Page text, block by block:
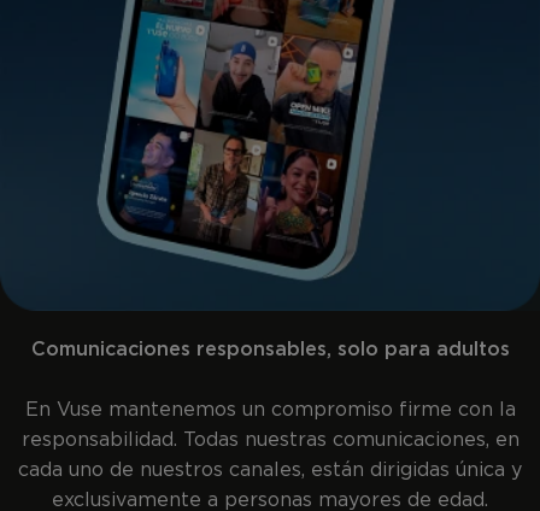
Comunicaciones responsables, solo para adultos
En Vuse mantenemos un compromiso firme con la
responsabilidad. Todas nuestras comunicaciones, en
cada uno de nuestros canales, están dirigidas única y
exclusivamente a personas mayores de edad.